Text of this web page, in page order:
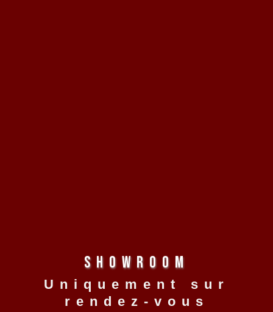
Showroom
Uniquement sur
rendez-vous